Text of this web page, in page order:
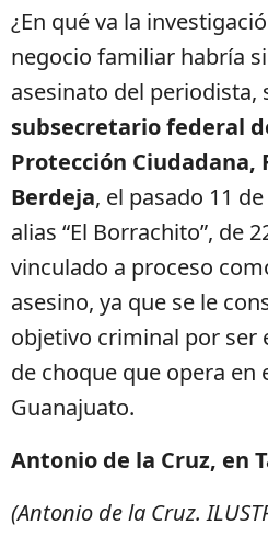
¿En qué va la
negocio familiar habría
asesinato del periodista,
subsecretario federal
Protección Ciudadana,
Berdeja, el pasado 11
alias “El Borrachito”, de
vinculado a proceso
asesino, ya que se le
objetivo criminal por ser
de choque que opera en
Guanajuato.
Antonio de la Cruz, en
(Antonio de la Cruz.